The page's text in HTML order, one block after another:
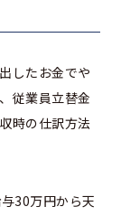
したお金でや
従業員立替金
時の仕訳方法
30万円から天